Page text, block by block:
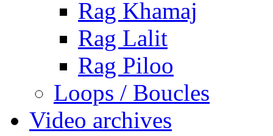
Rag Khamaj
Rag Lalit
Rag Piloo
Loops / Boucles
Video archives